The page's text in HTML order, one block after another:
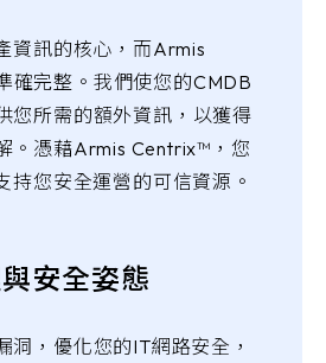
資訊的核心，而Armis
確完整。我們使您的CMDB
您所需的額外資訊，以獲得
。憑藉Armis Centrix™，您
持您安全運營的可信資源。
安全姿態
洞，優化您的IT網路安全，